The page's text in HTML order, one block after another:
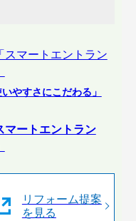
いやすさにこだわる」
マートエントラン
リフォーム提案
を見る